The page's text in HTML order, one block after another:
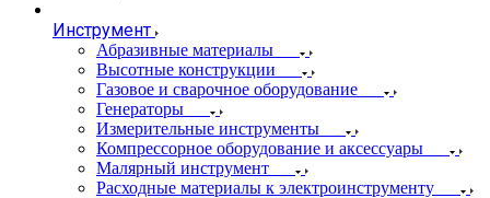
Инструмент
Абразивные материалы
Высотные конструкции
Газовое и сварочное оборудование
Генераторы
Измерительные инструменты
Компрессорное оборудование и аксессуары
Малярный инструмент
Расходные материалы к электроинструменту